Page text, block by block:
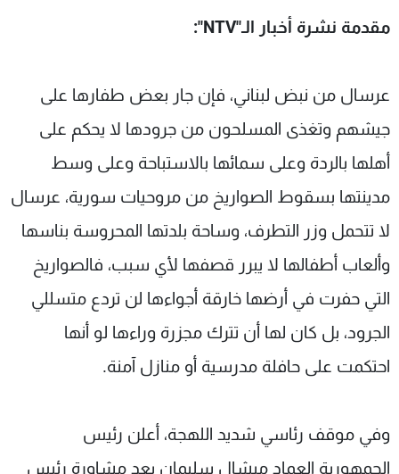
مقدمة نشرة أخبار الـ"NTV":
عرسال من نبض لبناني، فإن جار بعض طفارها على
جيشهم وتغذى المسلحون من جرودها لا يحكم على
أهلها بالردة وعلى سمائها بالاستباحة وعلى وسط
مدينتها بسقوط الصواريخ من مروحيات سورية، عرسال
لا تتحمل وزر التطرف، وساحة بلدتها المحروسة بناسها
وألعاب أطفالها لا يبرر قصفها لأي سبب، فالصواريخ
التي حفرت في أرضها خارقة أجواءها لن تردع متسللي
الجرود، بل كان لها أن تترك مجزرة وراءها لو أنها
احتكمت على حافلة مدرسية أو منازل آمنة.
وفي موقف رئاسي شديد اللهجة، أعلن رئيس
الجمهورية العماد ميشال سليمان بعد مشاورة رئيس